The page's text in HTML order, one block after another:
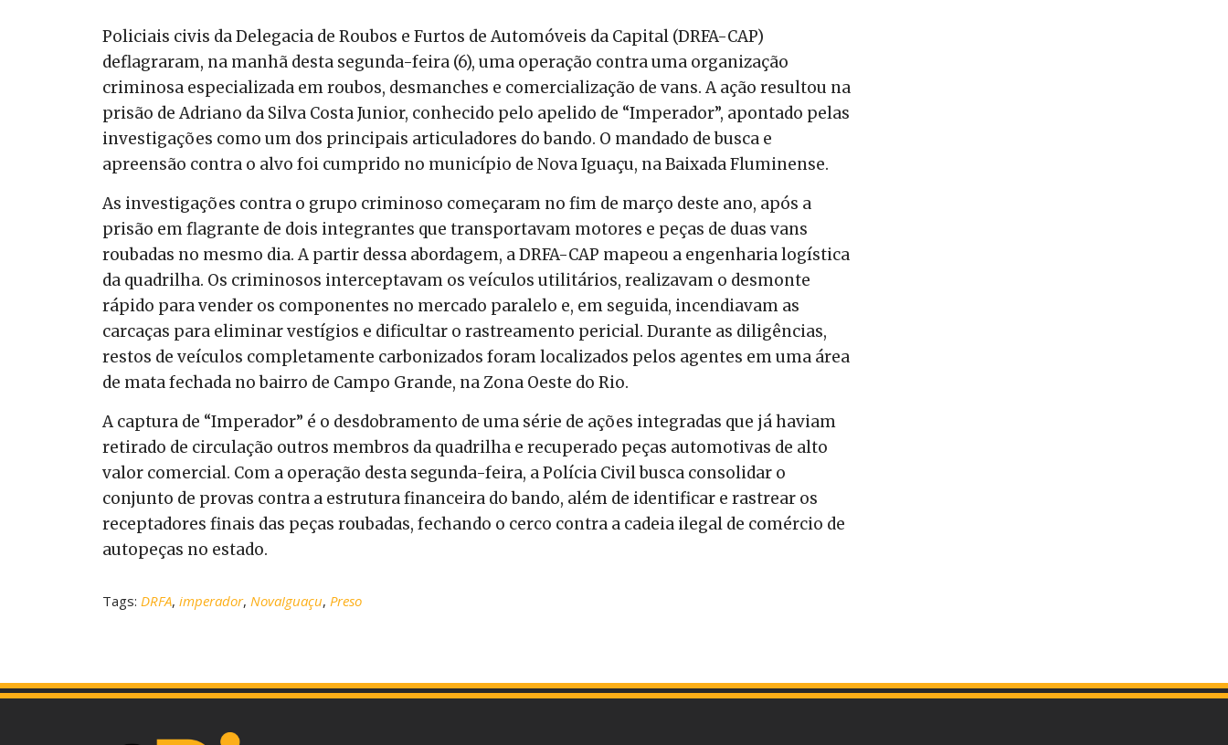
Policiais civis da Delegacia de Roubos e Furtos de Automóveis da Capital (DRFA-CAP)
deflagraram, na manhã desta segunda-feira (6), uma operação contra uma organização
criminosa especializada em roubos, desmanches e comercialização de vans. A ação resultou na
prisão de Adriano da Silva Costa Junior, conhecido pelo apelido de “Imperador”, apontado pelas
investigações como um dos principais articuladores do bando. O mandado de busca e
apreensão contra o alvo foi cumprido no município de Nova Iguaçu, na Baixada Fluminense.
As investigações contra o grupo criminoso começaram no fim de março deste ano, após a
prisão em flagrante de dois integrantes que transportavam motores e peças de duas vans
roubadas no mesmo dia. A partir dessa abordagem, a DRFA-CAP mapeou a engenharia logística
da quadrilha. Os criminosos interceptavam os veículos utilitários, realizavam o desmonte
rápido para vender os componentes no mercado paralelo e, em seguida, incendiavam as
carcaças para eliminar vestígios e dificultar o rastreamento pericial. Durante as diligências,
restos de veículos completamente carbonizados foram localizados pelos agentes em uma área
de mata fechada no bairro de Campo Grande, na Zona Oeste do Rio.
A captura de “Imperador” é o desdobramento de uma série de ações integradas que já haviam
retirado de circulação outros membros da quadrilha e recuperado peças automotivas de alto
valor comercial. Com a operação desta segunda-feira, a Polícia Civil busca consolidar o
conjunto de provas contra a estrutura financeira do bando, além de identificar e rastrear os
receptadores finais das peças roubadas, fechando o cerco contra a cadeia ilegal de comércio de
autopeças no estado.
Tags: DRFA, imperador, NovaIguaçu, Preso